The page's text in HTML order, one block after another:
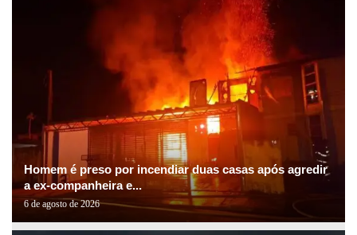
Homem é preso por incendiar duas casas após agredir
a ex-companheira e...
6 de agosto de 2026